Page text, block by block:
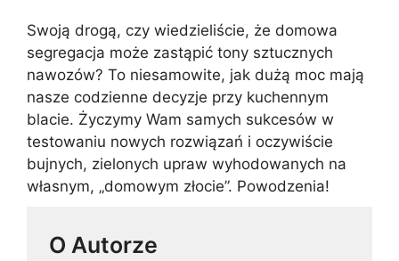
Swoją drogą, czy wiedzieliście, że domowa
segregacja może zastąpić tony sztucznych
nawozów? To niesamowite, jak dużą moc mają
nasze codzienne decyzje przy kuchennym
blacie. Życzymy Wam samych sukcesów w
testowaniu nowych rozwiązań i oczywiście
bujnych, zielonych upraw wyhodowanych na
własnym, „domowym złocie”. Powodzenia!
O Autorze